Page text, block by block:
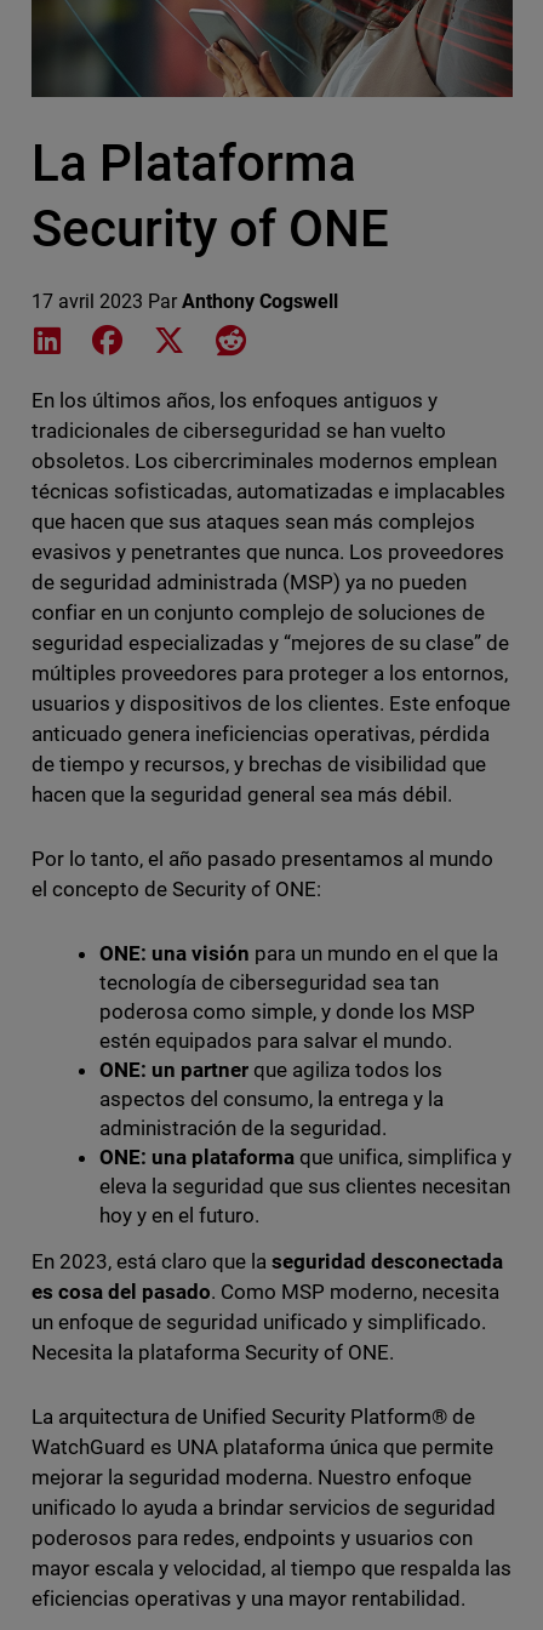
La Plataforma
Security of ONE
17 avril 2023 Par Anthony Cogswell
Share on LinkedIn
Share on Facebook
Share on XShare on Reddit
En los últimos años, los enfoques antiguos y
tradicionales de ciberseguridad se han vuelto
obsoletos. Los cibercriminales modernos emplean
técnicas sofisticadas, automatizadas e implacables
que hacen que sus ataques sean más complejos
evasivos y penetrantes que nunca. Los proveedores
de seguridad administrada (MSP) ya no pueden
confiar en un conjunto complejo de soluciones de
seguridad especializadas y “mejores de su clase” de
múltiples proveedores para proteger a los entornos,
usuarios y dispositivos de los clientes. Este enfoque
anticuado genera ineficiencias operativas, pérdida
de tiempo y recursos, y brechas de visibilidad que
hacen que la seguridad general sea más débil.
Por lo tanto, el año pasado presentamos al mundo
el concepto de Security of ONE:
ONE: una visión para un mundo en el que la
tecnología de ciberseguridad sea tan
poderosa como simple, y donde los MSP
estén equipados para salvar el mundo.
ONE: un partnerque agiliza todos los
aspectos del consumo, la entrega y la
administración de la seguridad.
ONE: una plataformaque unifica, simplifica y
eleva la seguridad que sus clientes necesitan
hoy y en el futuro.
En 2023, está claro que la seguridad desconectada
es cosa del pasado. Como MSP moderno, necesita
un enfoque de seguridad unificado y simplificado.
Necesita la plataforma Security of ONE.
La arquitectura de Unified Security Platform® de
WatchGuard es UNA plataforma única que permite
mejorar la seguridad moderna. Nuestro enfoque
unificado lo ayuda a brindar servicios de seguridad
poderosos para redes, endpoints y usuarios con
mayor escala y velocidad, al tiempo que respalda las
eficiencias operativas y una mayor rentabilidad.